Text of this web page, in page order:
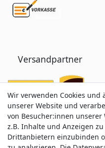
Versandpartner
Wir verwenden Cookies und
unserer Website und
von Besucher:innen unserer
z.B. Inhalte und Anzeigen
Drittanbietern einzubinden
Wir verwenden Cookies und
unserer Website und
von Besucher:innen unserer
z.B. Inhalte und Anzeigen
Drittanbietern einzubinden